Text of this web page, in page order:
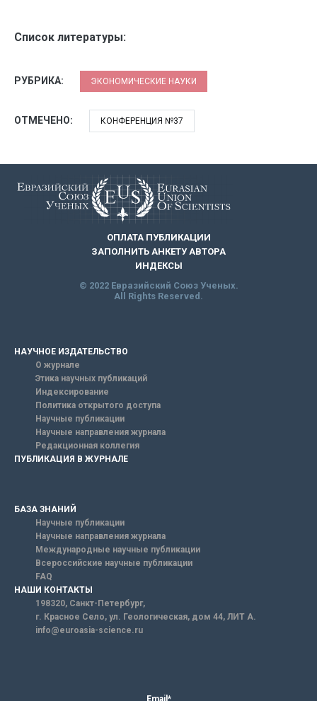
Список литературы:
РУБРИКА: ЭКОНОМИЧЕСКИЕ НАУКИ
ОТМЕЧЕНО: КОНФЕРЕНЦИЯ №37
ОПЛАТА ПУБЛИКАЦИИ
ЗАПОЛНИТЬ АНКЕТУ АВТОРА
ИНДЕКСЫ
© 2022 Евразийский Союз Ученых.
All Rights Reserved.
НАУЧНОЕ ИЗДАТЕЛЬСТВО
О журнале
Этика научных публикаций
Индексирование
Политика открытого доступа
Научные публикации
Научные направления журнала
Редакционная коллегия
ПУБЛИКАЦИЯ В ЖУРНАЛЕ
БАЗА ЗНАНИЙ
Научные публикации
Научные направления журнала
Международные научные публикации
Всероссийские научные публикации
FAQ
НАШИ КОНТАКТЫ
198320, Санкт-Петербург,
г. Красное Село, ул. Геологическая, дом 44, ЛИТ А.
info@euroasia-science.ru
Email*